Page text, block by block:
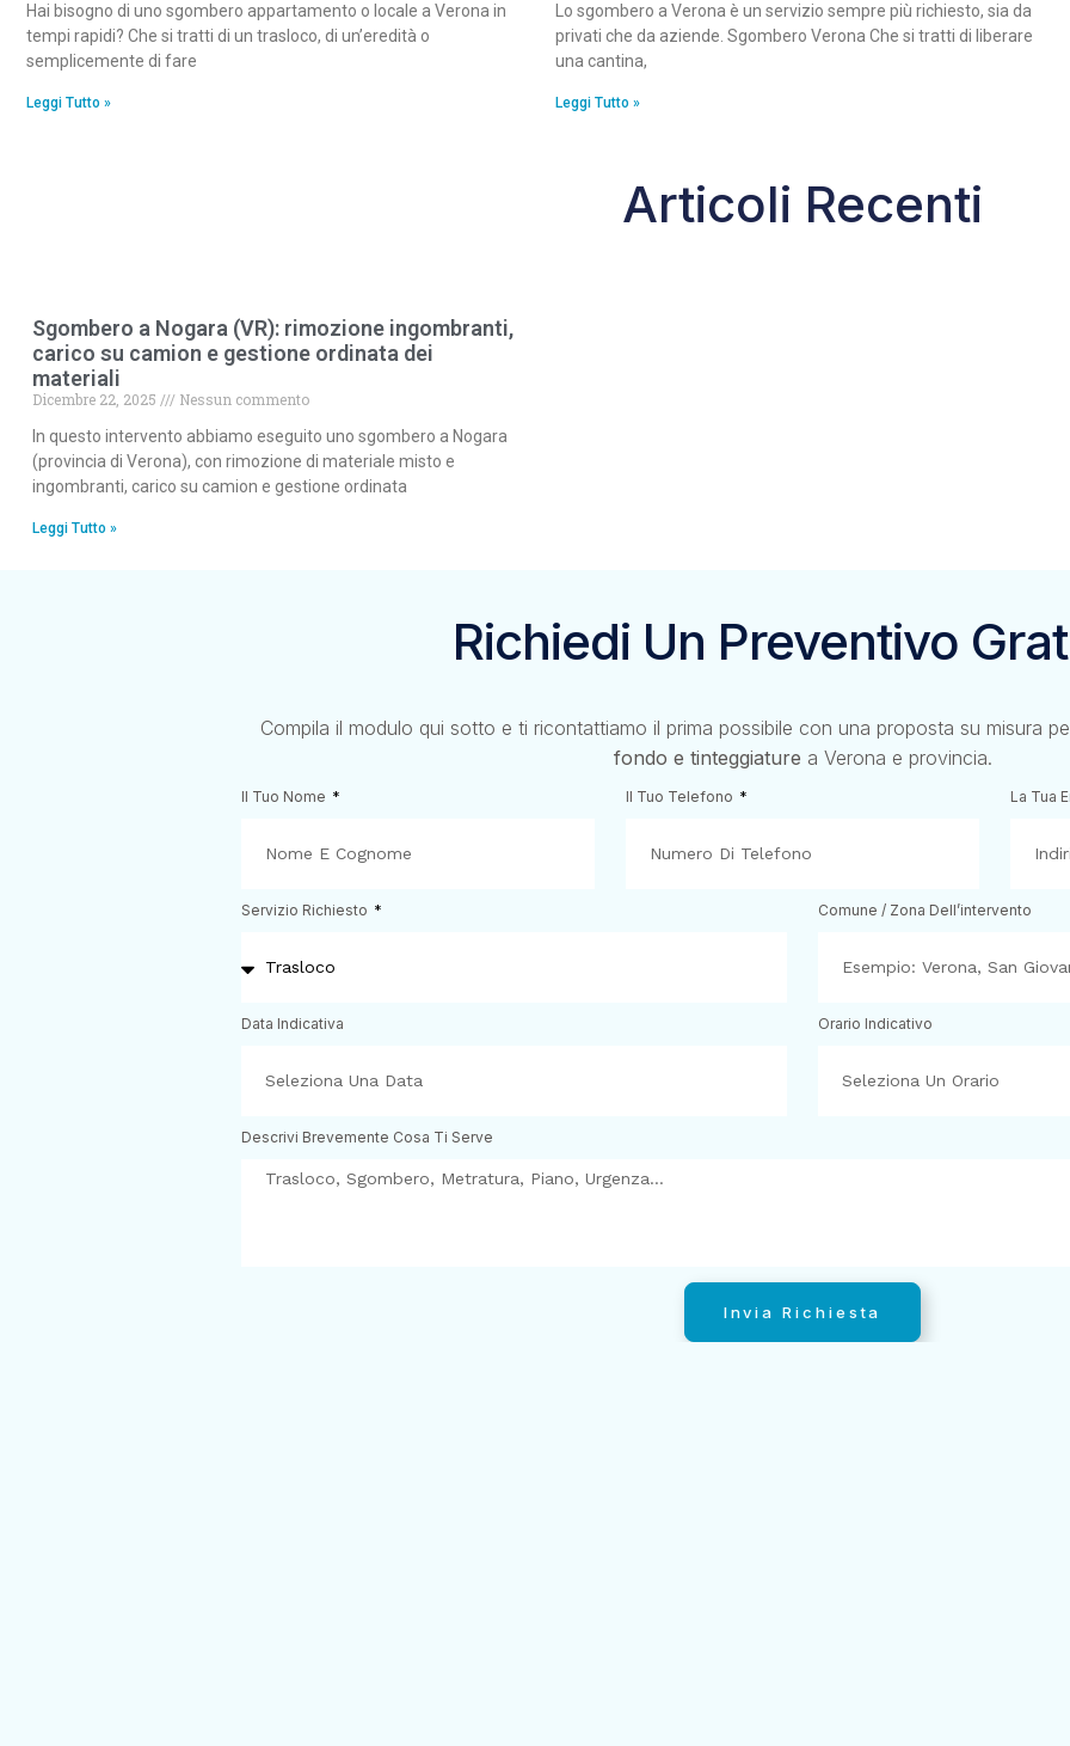
Hai bisogno di uno sgombero appartamento o locale a Verona in
tempi rapidi? Che si tratti di un trasloco, di un’eredità o
semplicemente di fare
Leggi Tutto »
Lo sgombero a Verona è un servizio sempre più richiesto, sia da
privati che da aziende. Sgombero Verona Che si tratti di liberare
una cantina,
Leggi Tutto »
Articoli Recenti
Sgombero a Nogara (VR): rimozione ingombranti,
carico su camion e gestione ordinata dei
materiali
Dicembre 22, 2025
Nessun commento
In questo intervento abbiamo eseguito uno sgombero a Nogara
(provincia di Verona), con rimozione di materiale misto e
ingombranti, carico su camion e gestione ordinata
Leggi Tutto »
Richiedi Un Preventivo
Compila il modulo qui sotto e ti ricontattiamo il prima possibile con una proposta su misura
fondo e tinteggiature a Verona e provincia.
Il Tuo Nome Il Tuo Telefono La Tua
Servizio Richiesto Comune / Zona Dell’intervento
Data Indicativa Orario Indicativo
Descrivi Brevemente Cosa Ti Serve
Invia Richiesta